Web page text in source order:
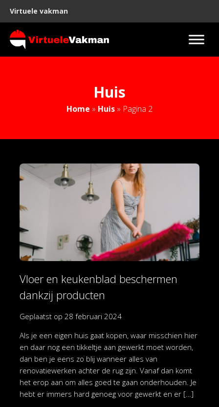
Virtuele vakman
Huis
Home » Huis » Pagina 2
Vloer en keukenblad beschermen
dankzij producten
Geplaatst op 28 februari 2024
Als je een eigen huis gaat kopen, waar misschien hier
en daar nog een tikkeltje aan gewerkt moet worden,
dan ben je eens zo blij wanneer alles van
renovatiewerken achter de rug zijn. Vanaf dan komt
het erop aan om alles goed te gaan onderhouden. Je
hebt er immers hard genoeg voor gewerkt en er […]